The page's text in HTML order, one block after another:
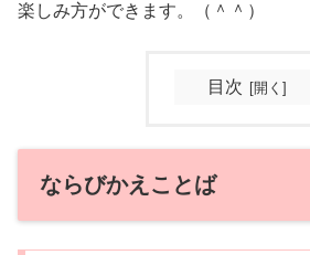
楽しみ方ができます。（＾＾）
目次
ならびかえことば